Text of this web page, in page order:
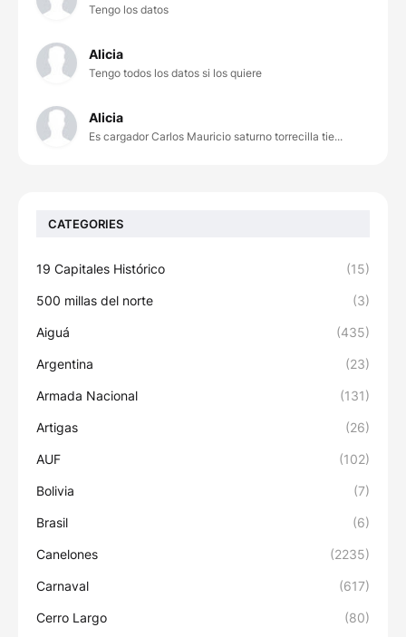
Tengo los datos
Alicia
Tengo todos los datos si los quiere
Alicia
Es cargador Carlos Mauricio saturno torrecilla tie...
CATEGORIES
19 Capitales Histórico (15)
500 millas del norte (3)
Aiguá (435)
Argentina (23)
Armada Nacional (131)
Artigas (26)
AUF (102)
Bolivia (7)
Brasil (6)
Canelones (2235)
Carnaval (617)
Cerro Largo (80)